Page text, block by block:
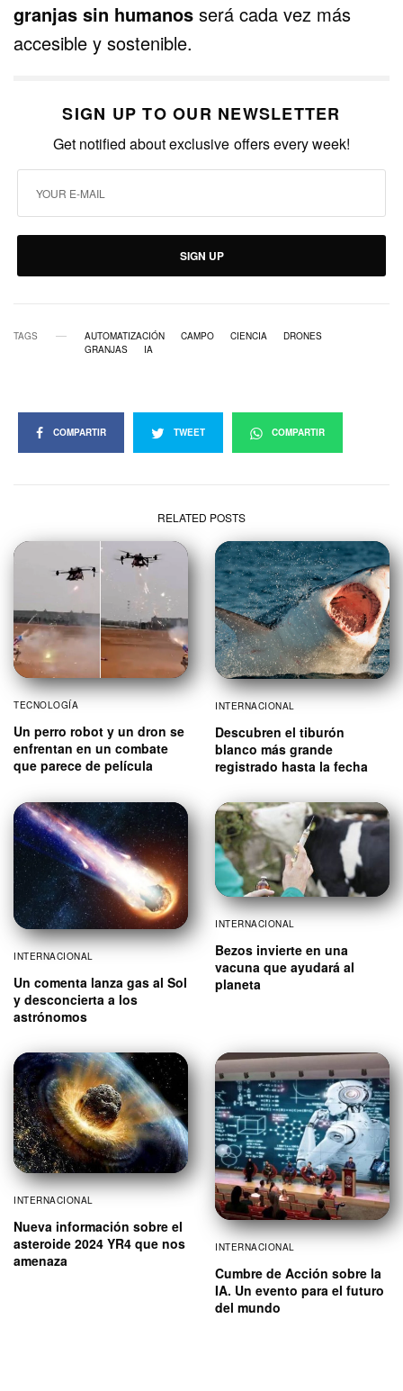
granjas sin humanos será cada vez más
accesible y sostenible.
SIGN UP TO OUR NEWSLETTER
Get notified about exclusive offers every week!
SIGN UP
TAGS AUTOMATIZACIÓN CAMPO CIENCIA
DRONES
GRANJAS
IA
COMPARTIR TWEET COMPARTIR
RELATED POSTS
TECNOLOGÍA
Un perro robot y un dron se
enfrentan en un combate
que parece de película
INTERNACIONAL
Descubren el tiburón
blanco más grande
registrado hasta la fecha
INTERNACIONAL
Un comenta lanza gas al Sol
y desconcierta a los
astrónomos
INTERNACIONAL
Bezos invierte en una
vacuna que ayudará al
planeta
INTERNACIONAL
Nueva información sobre el
asteroide 2024 YR4 que nos
amenaza
INTERNACIONAL
Cumbre de Acción sobre la
IA. Un evento para el futuro
del mundo